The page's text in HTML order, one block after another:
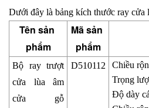
Dưới đây là bảng kích thước ray cửa
Tên sản
phẩm
Mã sản
phẩm
Bộ ray trượt
cửa lùa âm
cửa gỗ
D510112
Chiều
Trọng
Độ dày